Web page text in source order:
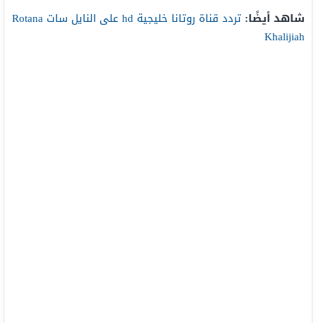
شاهد أيضًا:
تردد قناة روتانا خليجية hd على النايل سات Rotana
Khalijiah